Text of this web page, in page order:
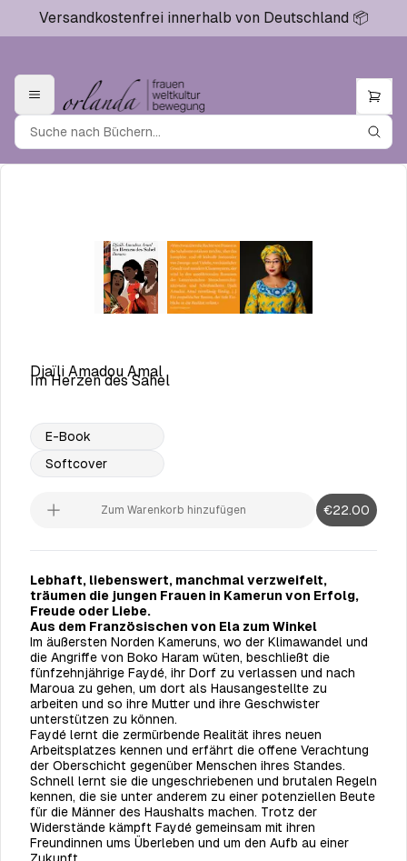
Versandkostenfrei innerhalb von Deutschland 📦
Djaïli Amadou Amal
Im Herzen des Sahel
E-Book
Softcover
Zum Warenkorb hinzufügen €22.00
Lebhaft, liebenswert, manchmal verzweifelt,
träumen die jungen Frauen in Kamerun von Erfolg,
Freude oder Liebe.
Aus dem Französischen von Ela zum Winkel
Im äußersten Norden Kameruns, wo der Klimawandel und
die Angriffe von Boko Haram wüten, beschließt die
fünfzehnjährige Faydé, ihr Dorf zu verlassen und nach
Maroua zu gehen, um dort als Hausangestellte zu
arbeiten und so ihre Mutter und ihre Geschwister
unterstützen zu können.
Faydé lernt die zermürbende Realität ihres neuen
Arbeitsplatzes kennen und erfährt die offene Verachtung
der Oberschicht gegenüber Menschen ihres Standes.
Schnell lernt sie die ungeschriebenen und brutalen Regeln
kennen, die sie unter anderem zu einer potenziellen Beute
für die Männer des Haushalts machen. Trotz der
Widerstände kämpft Faydé gemeinsam mit ihren
Freundinnen ums Überleben und um den Aufb au einer